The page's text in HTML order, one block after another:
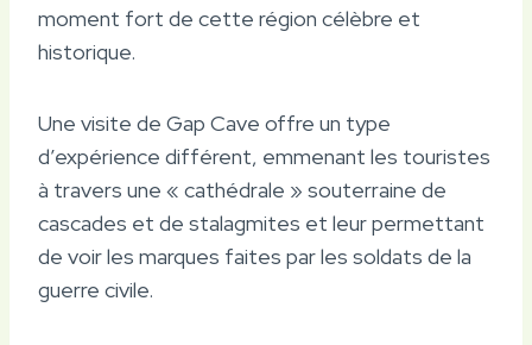
moment fort de cette région célèbre et
historique.
Une visite de Gap Cave offre un type
d’expérience différent, emmenant les touristes
à travers une « cathédrale » souterraine de
cascades et de stalagmites et leur permettant
de voir les marques faites par les soldats de la
guerre civile.